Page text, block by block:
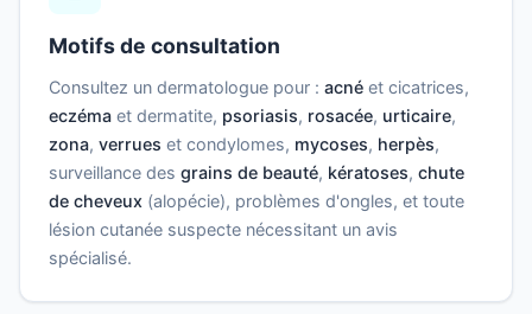
Motifs de consultation
Consultez un dermatologue pour : acné et cicatrices,
eczéma et dermatite, psoriasis, rosacée, urticaire,
zona, verrues et condylomes, mycoses, herpès,
surveillance des grains de beauté, kératoses, chute
de cheveux (alopécie), problèmes d'ongles, et toute
lésion cutanée suspecte nécessitant un avis
spécialisé.